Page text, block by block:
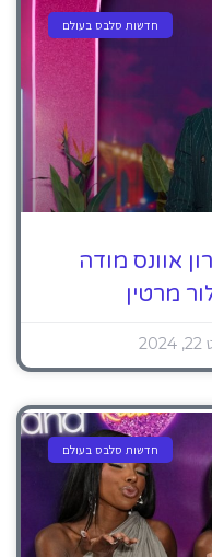
חדשות סלבס בעולם
אוונס מודה
מרטין
חדשות סלבס בעולם